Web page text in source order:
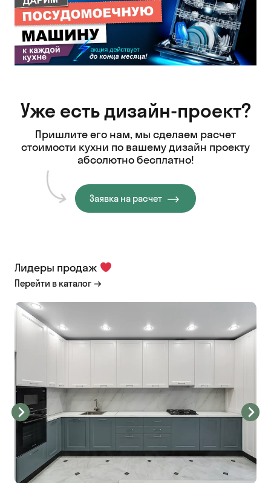
Уже есть дизайн-проект?
Пришлите его нам, мы сделаем расчет
стоимости кухни по вашему дизайн проекту
абсолютно бесплатно!
Заявка на расчет
Лидеры продаж
Перейти в каталог